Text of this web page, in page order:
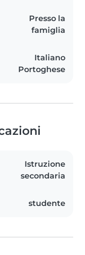
Presso la
famiglia
Italiano
Portoghese
Istruzione
secondaria
studente